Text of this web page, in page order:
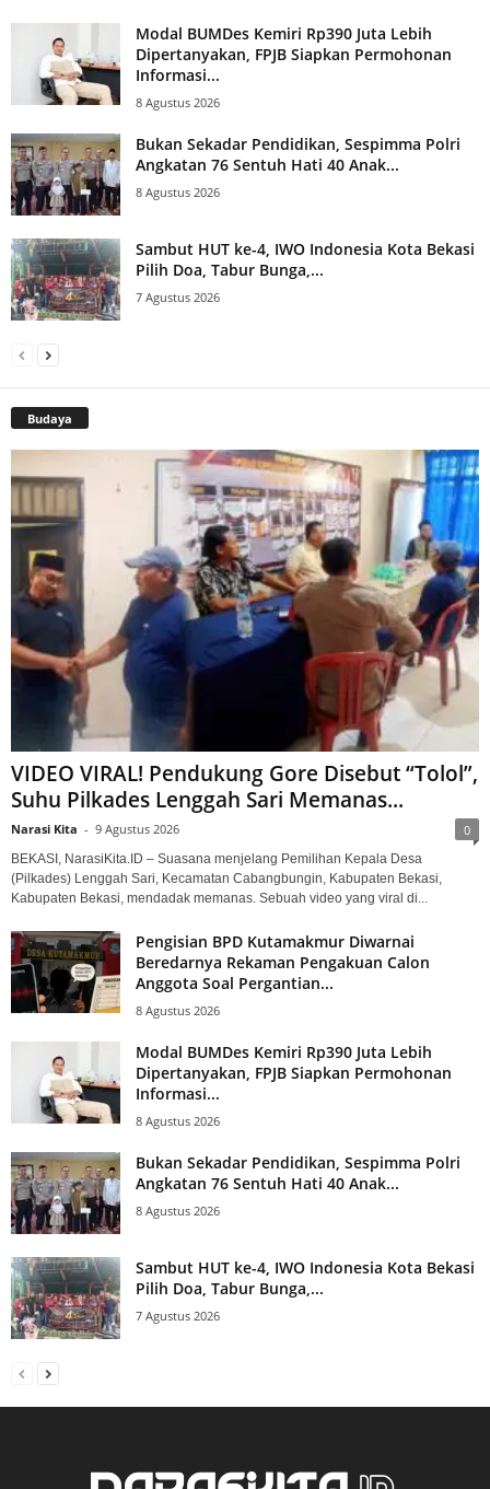
Modal BUMDes Kemiri Rp390 Juta Lebih
Dipertanyakan, FPJB Siapkan Permohonan
Informasi...
8 Agustus 2026
Bukan Sekadar Pendidikan, Sespimma Polri
Angkatan 76 Sentuh Hati 40 Anak...
8 Agustus 2026
Sambut HUT ke-4, IWO Indonesia Kota Bekasi
Pilih Doa, Tabur Bunga,...
7 Agustus 2026
Budaya
VIDEO VIRAL! Pendukung Gore Disebut “Tolol”,
Suhu Pilkades Lenggah Sari Memanas...
Narasi Kita - 9 Agustus 2026 0
BEKASI, NarasiKita.ID – Suasana menjelang Pemilihan Kepala Desa
(Pilkades) Lenggah Sari, Kecamatan Cabangbungin, Kabupaten Bekasi,
Kabupaten Bekasi, mendadak memanas. Sebuah video yang viral di...
Pengisian BPD Kutamakmur Diwarnai
Beredarnya Rekaman Pengakuan Calon
Anggota Soal Pergantian...
8 Agustus 2026
Modal BUMDes Kemiri Rp390 Juta Lebih
Dipertanyakan, FPJB Siapkan Permohonan
Informasi...
8 Agustus 2026
Bukan Sekadar Pendidikan, Sespimma Polri
Angkatan 76 Sentuh Hati 40 Anak...
8 Agustus 2026
Sambut HUT ke-4, IWO Indonesia Kota Bekasi
Pilih Doa, Tabur Bunga,...
7 Agustus 2026